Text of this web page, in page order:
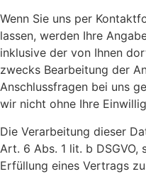
Wenn Sie uns per
lassen, werden Ihre
inklusive der von Ihnen
zwecks Bearbeitung der
Anschlussfragen bei uns
wir nicht ohne Ihre
Die Verarbeitung dieser
Art. 6 Abs. 1 lit. b
Erfüllung eines Vertrags